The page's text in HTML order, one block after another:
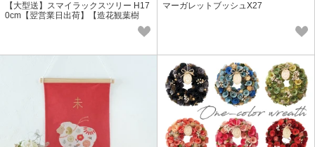
【大型送】スマイラックスツリー H17
0cm【翌営業日出荷】【造花観葉樹
マーガレットブッシュX27